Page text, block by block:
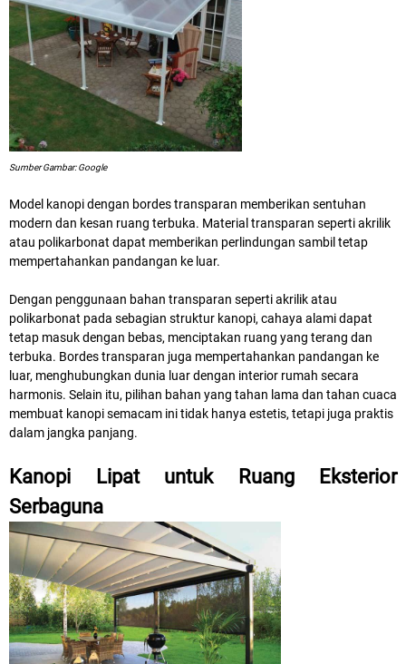
Sumber Gambar: Google
Model kanopi dengan bordes transparan memberikan sentuhan
modern dan kesan ruang terbuka. Material transparan seperti akrilik
atau polikarbonat dapat memberikan perlindungan sambil tetap
mempertahankan pandangan ke luar.
Dengan penggunaan bahan transparan seperti akrilik atau
polikarbonat pada sebagian struktur kanopi, cahaya alami dapat
tetap masuk dengan bebas, menciptakan ruang yang terang dan
terbuka. Bordes transparan juga mempertahankan pandangan ke
luar, menghubungkan dunia luar dengan interior rumah secara
harmonis. Selain itu, pilihan bahan yang tahan lama dan tahan cuaca
membuat kanopi semacam ini tidak hanya estetis, tetapi juga praktis
dalam jangka panjang.
Kanopi Lipat untuk Ruang Eksterior
Serbaguna